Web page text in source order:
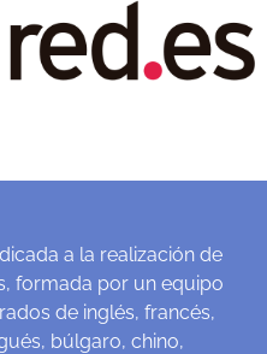
a la realización de
formada por un equipo
de inglés, francés,
búlgaro, chino,